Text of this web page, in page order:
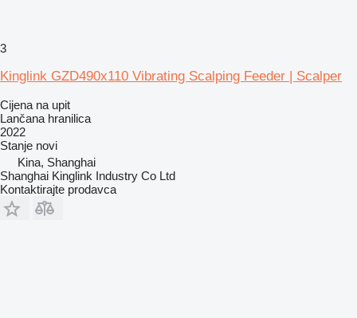
3
Kinglink GZD490x110 Vibrating Scalping Feeder | Scalper
Cijena na upit
Lančana hranilica
2022
Stanje novi
Kina, Shanghai
Shanghai Kinglink Industry Co Ltd
Kontaktirajte prodavca